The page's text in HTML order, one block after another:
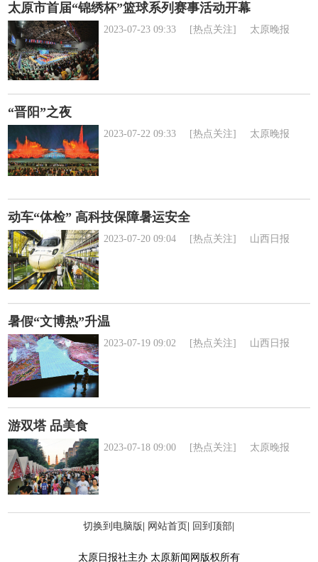
太原市首届“锦绣杯”篮球系列赛事活动开幕
2023-07-23 09:33 [热点关注] 太原晚报
“晋阳”之夜
2023-07-22 09:33 [热点关注] 太原晚报
动车“体检” 高科技保障暑运安全
2023-07-20 09:04 [热点关注] 山西日报
暑假“文博热”升温
2023-07-19 09:02 [热点关注] 山西日报
游双塔 品美食
2023-07-18 09:00 [热点关注] 太原晚报
切换到电脑版 网站首页 回到顶部
太原日报社主办 太原新闻网版权所有